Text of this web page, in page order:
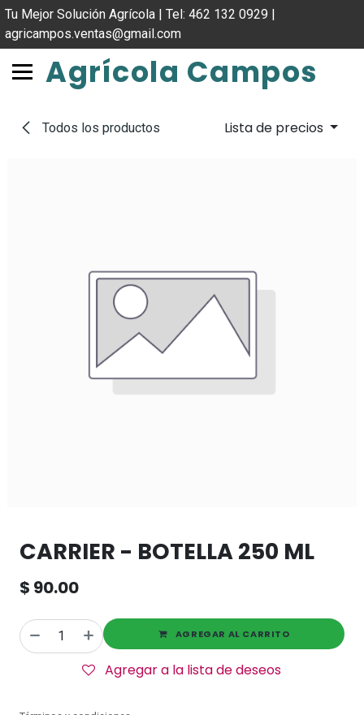
Tu Mejor Solución Agrícola | Tel: 462 132 0929 |
agricampos.ventas@gmail.com
Agrícola Campos
Todos los productos Lista de precios
CARRIER - BOTELLA 250 ML
$ 90.00
AGREGAR AL CARRITO
Agregar a la lista de deseos